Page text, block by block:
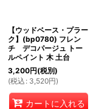
【ウッドベース・プラー
ク】(bp0780) フレン
チ デコパージュ トー
ルペイント 木 土台
3,200円(税別)
(税込 : 3,520円)
カートに入れる